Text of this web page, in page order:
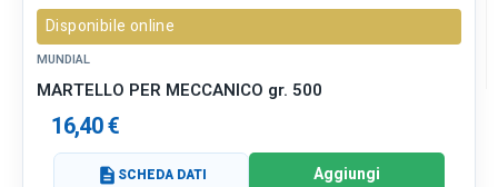
Disponibile online
MUNDIAL
MARTELLO PER MECCANICO gr. 500
16,40 €
description SCHEDA DATI Aggiungi